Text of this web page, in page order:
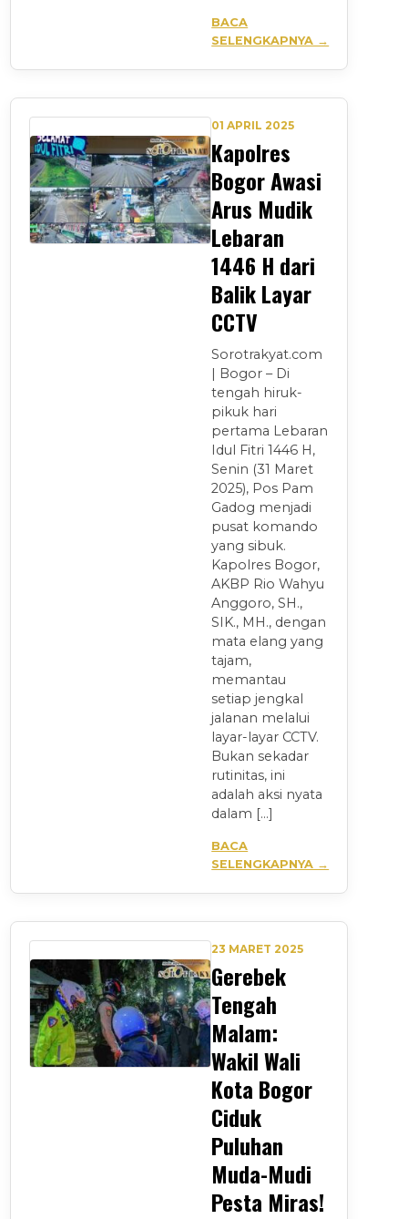
BACA
SELENGKAPNYA →
01 APRIL 2025
Kapolres
Bogor Awasi
Arus Mudik
Lebaran
1446 H dari
Balik Layar
CCTV
Sorotrakyat.com
| Bogor – Di
tengah hiruk-
pikuk hari
pertama Lebaran
Idul Fitri 1446 H,
Senin (31 Maret
2025), Pos Pam
Gadog menjadi
pusat komando
yang sibuk.
Kapolres Bogor,
AKBP Rio Wahyu
Anggoro, SH.,
SIK., MH., dengan
mata elang yang
tajam,
memantau
setiap jengkal
jalanan melalui
layar-layar CCTV.
Bukan sekadar
rutinitas, ini
adalah aksi nyata
dalam […]
BACA
SELENGKAPNYA →
23 MARET 2025
Gerebek
Tengah
Malam:
Wakil Wali
Kota Bogor
Ciduk
Puluhan
Muda-Mudi
Pesta Miras!